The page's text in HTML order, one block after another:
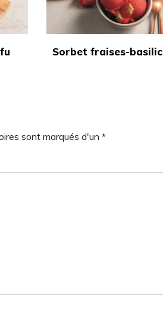
Sorbet fraises-basilic
sont marqués d'un *